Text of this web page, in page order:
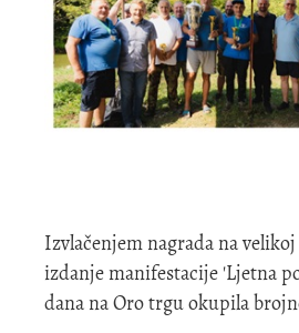
Izvlačenjem nagrada na
izdanje manifestacije 'Ljetna
dana naOrotrgu okupila